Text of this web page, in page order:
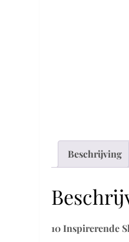
Beschrijving
10 Inspirerende